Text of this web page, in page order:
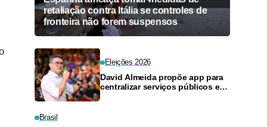
retaliação contra Itália se controles de
fronteira não forem suspensos
Eleições 2026
David Almeida propõe app para
centralizar serviços públicos em
Brasil